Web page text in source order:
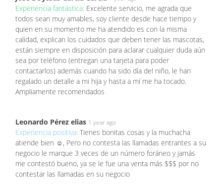
Experiencia fantástica: Excelente servicio, me agrada que
todos sean muy amables, soy cliente desde hace tiempo y
quien en su momento me ha atendido es con la misma
calidad, explican los cuidados que deben tener las mascotas,
están siempre en disposición para aclarar cualquier duda aún
sea por teléfono (entregan una tarjeta para poder
contactarlos) además cuando ha sido día del niño, le han
regalado un detalle a mi hija y hasta a mí me ha tocado.
Ampliamente recomendados
Leonardo Pérez elias 1 year ago
Experiencia positiva: Tienes bonitas cosas y la muchacha
atiende bien ☺️, Pero no contesta las llamadas entrantes a su
negocio le marque 3 veces de un número foráneo y jamás
me contestó bueno, ya se le fue una venta más $$$ por no
contestar las llamadas en su negocio